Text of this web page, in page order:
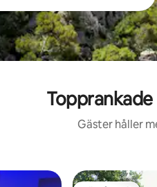
Gäster håller